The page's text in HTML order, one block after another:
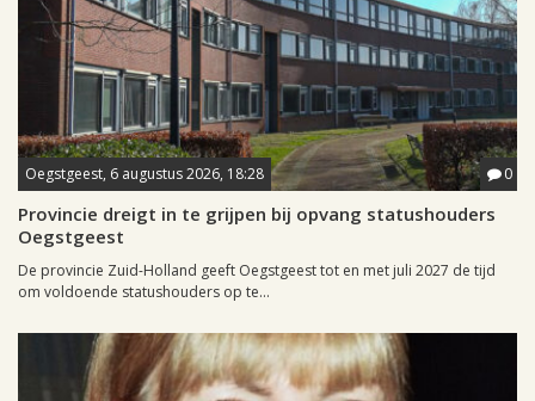
Oegstgeest, 6 augustus 2026, 18:28 0
Provincie dreigt in te grijpen bij opvang statushouders
Oegstgeest
De provincie Zuid-Holland geeft Oegstgeest tot en met juli 2027 de tijd
om voldoende statushouders op te...